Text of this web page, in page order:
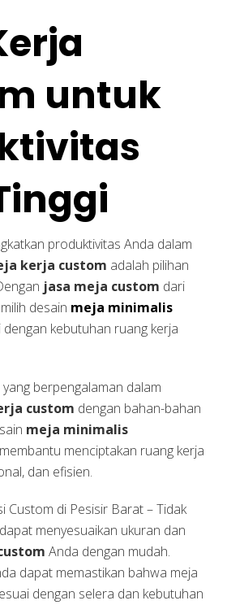
untuk
produktivitas Anda dalam
kerja custom adalah pilihan
jasa meja custom dari
desain meja minimalis
dengan kebutuhan ruang kerja
yang berpengalaman dalam
custom dengan bahan-bahan
meja minimalis
menciptakan ruang kerja
dan efisien.
Custom di Pesisir Barat – Tidak
menyesuaikan ukuran dan
Anda dengan mudah.
dapat memastikan bahwa meja
dengan selera dan kebutuhan